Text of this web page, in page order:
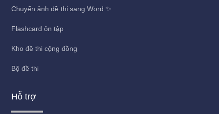
Chuyển ảnh đề thi sang Word ✨
Flashcard ôn tập
Kho đề thi cộng đồng
Bộ đề thi
Hỗ trợ